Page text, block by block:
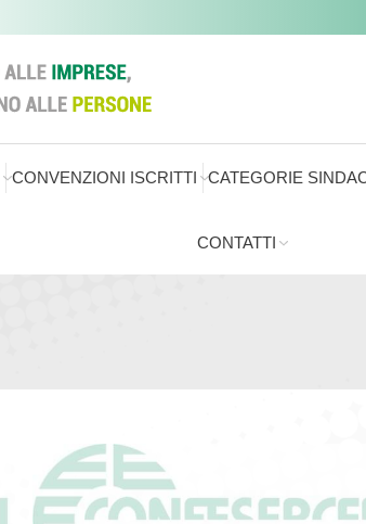
CONVENZIONI ISCRITTI CATEGORIE
CONTATTI